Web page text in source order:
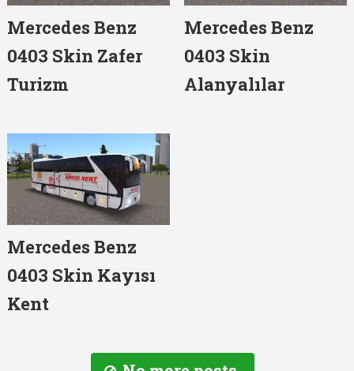
Mercedes Benz
0403 Skin Zafer
Turizm
Mercedes Benz
0403 Skin
Alanyalılar
Mercedes Benz
0403 Skin Kayısı
Kent